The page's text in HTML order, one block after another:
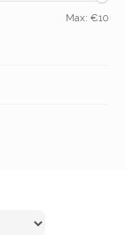
Max: €10